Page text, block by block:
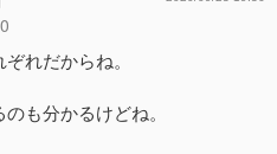
0
れだからね。
も分かるけどね。